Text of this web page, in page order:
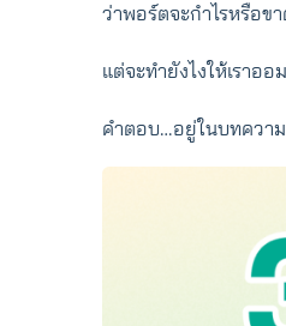
ว่าพอร์ตจะกำไรหรือข
แต่จะทำยังไงให้เราออ
คำตอบ…อยู่ในบทความ